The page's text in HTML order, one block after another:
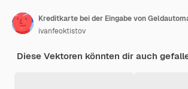
Kreditkarte bei der Eingabe von
ivanfeoktistov
Diese Vektoren könnten dir auch